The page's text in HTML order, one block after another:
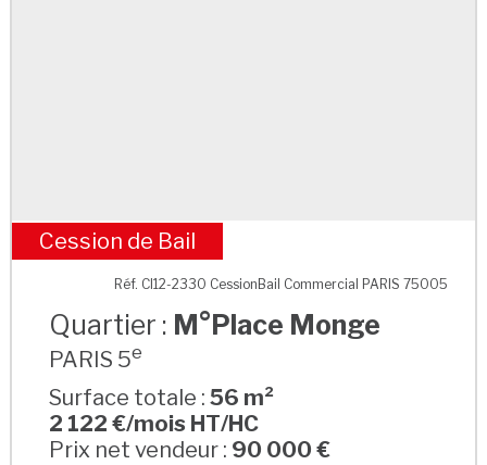
M°Place Monge
Cession de Bail
Réf. CI12-2330 CessionBail Commercial PARIS 75005
Quartier : M°Place Monge
PARIS 5e
Surface totale :56 m²
2 122 €/mois HT/HC
Prix net vendeur : 90 000 €